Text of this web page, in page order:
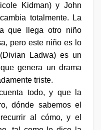
Kidman) y John
totalmente. La
que llega otro niño
pero este niño es lo
Ladwa) es un
genera un drama
triste.
todo, y que la
dónde sabemos el
al cómo, y el